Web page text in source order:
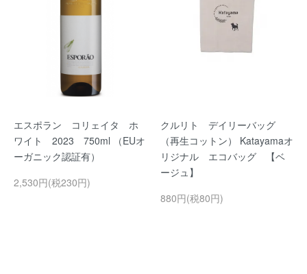
エスポラン コリェイタ ホ
ワイト 2023 750ml （EUオ
ーガニック認証有）
2,530円(税230円)
クルリト デイリーバッグ
（再生コットン） Katayamaオ
リジナル エコバッグ 【ベ
ージュ】
880円(税80円)